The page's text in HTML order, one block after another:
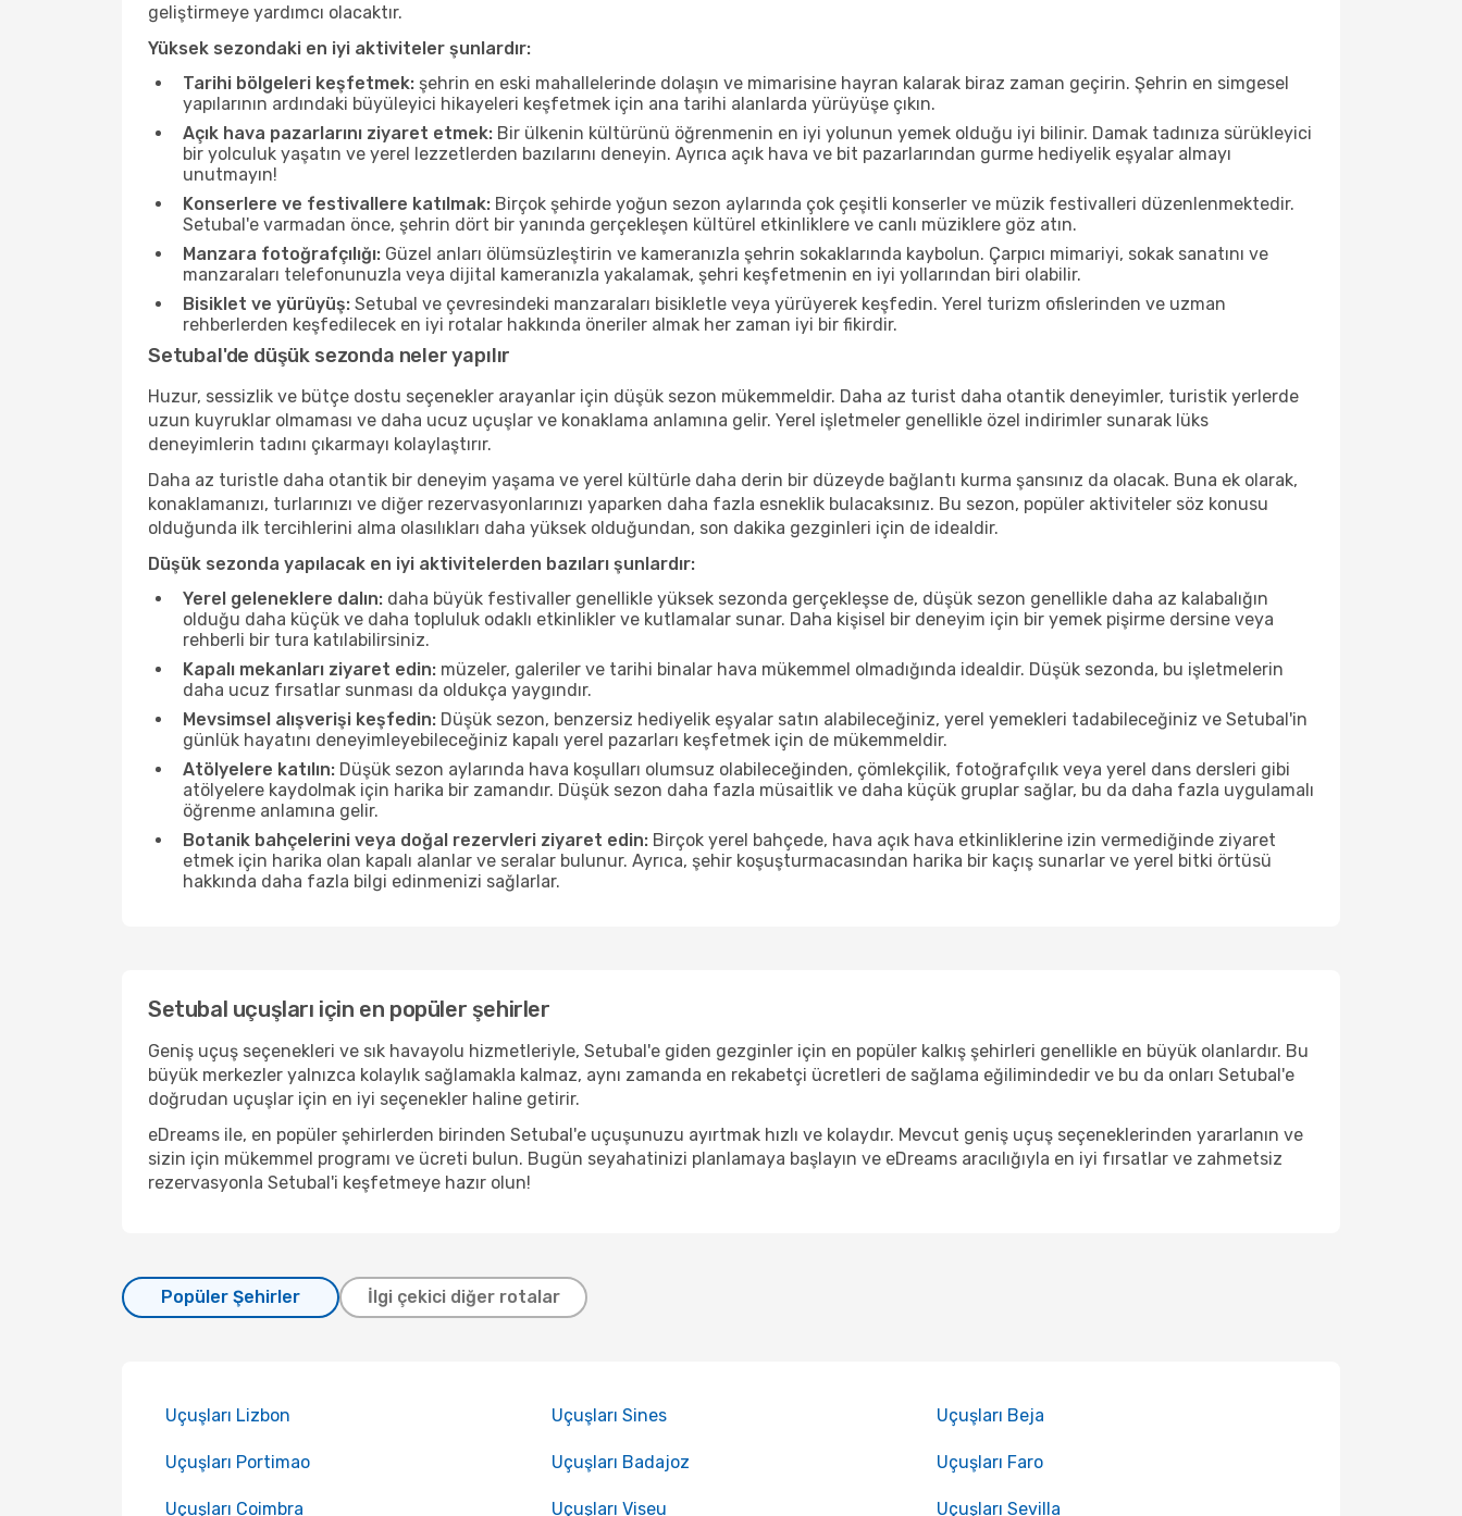
geliştirmeye yardımcı olacaktır.
Yüksek sezondaki en iyi aktiviteler şunlardır:
Tarihi bölgeleri keşfetmek: şehrin en eski mahallelerinde dolaşın ve mimarisine hayran kalarak biraz zaman geçirin. Şehrin en simgesel
yapılarının ardındaki büyüleyici hikayeleri keşfetmek için ana tarihi alanlarda yürüyüşe çıkın.
Açık hava pazarlarını ziyaret etmek: Bir ülkenin kültürünü öğrenmenin en iyi yolunun yemek olduğu iyi bilinir. Damak tadınıza sürükleyici
bir yolculuk yaşatın ve yerel lezzetlerden bazılarını deneyin. Ayrıca açık hava ve bit pazarlarından gurme hediyelik eşyalar almayı
unutmayın!
Konserlere ve festivallere katılmak: Birçok şehirde yoğun sezon aylarında çok çeşitli konserler ve müzik festivalleri düzenlenmektedir.
Setubal'e varmadan önce, şehrin dört bir yanında gerçekleşen kültürel etkinliklere ve canlı müziklere göz atın.
Manzara fotoğrafçılığı: Güzel anları ölümsüzleştirin ve kameranızla şehrin sokaklarında kaybolun. Çarpıcı mimariyi, sokak sanatını ve
manzaraları telefonunuzla veya dijital kameranızla yakalamak, şehri keşfetmenin en iyi yollarından biri olabilir.
Bisiklet ve yürüyüş: Setubal ve çevresindeki manzaraları bisikletle veya yürüyerek keşfedin. Yerel turizm ofislerinden ve uzman
rehberlerden keşfedilecek en iyi rotalar hakkında öneriler almak her zaman iyi bir fikirdir.
Setubal'de düşük sezonda neler yapılır
Huzur, sessizlik ve bütçe dostu seçenekler arayanlar için düşük sezon mükemmeldir. Daha az turist daha otantik deneyimler, turistik yerlerde
uzun kuyruklar olmaması ve daha ucuz uçuşlar ve konaklama anlamına gelir. Yerel işletmeler genellikle özel indirimler sunarak lüks
deneyimlerin tadını çıkarmayı kolaylaştırır.
Daha az turistle daha otantik bir deneyim yaşama ve yerel kültürle daha derin bir düzeyde bağlantı kurma şansınız da olacak. Buna ek olarak,
konaklamanızı, turlarınızı ve diğer rezervasyonlarınızı yaparken daha fazla esneklik bulacaksınız. Bu sezon, popüler aktiviteler söz konusu
olduğunda ilk tercihlerini alma olasılıkları daha yüksek olduğundan, son dakika gezginleri için de idealdir.
Düşük sezonda yapılacak en iyi aktivitelerden bazıları şunlardır:
Yerel geleneklere dalın: daha büyük festivaller genellikle yüksek sezonda gerçekleşse de, düşük sezon genellikle daha az kalabalığın
olduğu daha küçük ve daha topluluk odaklı etkinlikler ve kutlamalar sunar. Daha kişisel bir deneyim için bir yemek pişirme dersine veya
rehberli bir tura katılabilirsiniz.
Kapalı mekanları ziyaret edin: müzeler, galeriler ve tarihi binalar hava mükemmel olmadığında idealdir. Düşük sezonda, bu işletmelerin
daha ucuz fırsatlar sunması da oldukça yaygındır.
Mevsimsel alışverişi keşfedin: Düşük sezon, benzersiz hediyelik eşyalar satın alabileceğiniz, yerel yemekleri tadabileceğiniz ve Setubal'in
günlük hayatını deneyimleyebileceğiniz kapalı yerel pazarları keşfetmek için de mükemmeldir.
Atölyelere katılın: Düşük sezon aylarında hava koşulları olumsuz olabileceğinden, çömlekçilik, fotoğrafçılık veya yerel dans dersleri gibi
atölyelere kaydolmak için harika bir zamandır. Düşük sezon daha fazla müsaitlik ve daha küçük gruplar sağlar, bu da daha fazla uygulamalı
öğrenme anlamına gelir.
Botanik bahçelerini veya doğal rezervleri ziyaret edin: Birçok yerel bahçede, hava açık hava etkinliklerine izin vermediğinde ziyaret
etmek için harika olan kapalı alanlar ve seralar bulunur. Ayrıca, şehir koşuşturmacasından harika bir kaçış sunarlar ve yerel bitki örtüsü
hakkında daha fazla bilgi edinmenizi sağlarlar.
Setubal uçuşları için en popüler şehirler
Geniş uçuş seçenekleri ve sık havayolu hizmetleriyle, Setubal'e giden gezginler için en popüler kalkış şehirleri genellikle en büyük olanlardır. Bu
büyük merkezler yalnızca kolaylık sağlamakla kalmaz, aynı zamanda en rekabetçi ücretleri de sağlama eğilimindedir ve bu da onları Setubal'e
doğrudan uçuşlar için en iyi seçenekler haline getirir.
eDreams ile, en popüler şehirlerden birinden Setubal'e uçuşunuzu ayırtmak hızlı ve kolaydır. Mevcut geniş uçuş seçeneklerinden yararlanın ve
sizin için mükemmel programı ve ücreti bulun. Bugün seyahatinizi planlamaya başlayın ve eDreams aracılığıyla en iyi fırsatlar ve zahmetsiz
rezervasyonla Setubal'i keşfetmeye hazır olun!
Popüler Şehirler İlgi çekici diğer rotalar
Uçuşları Lizbon Uçuşları Sines Uçuşları Beja
Uçuşları Portimao Uçuşları Badajoz Uçuşları Faro
Uçuşları Coimbra Uçuşları Viseu Uçuşları Sevilla